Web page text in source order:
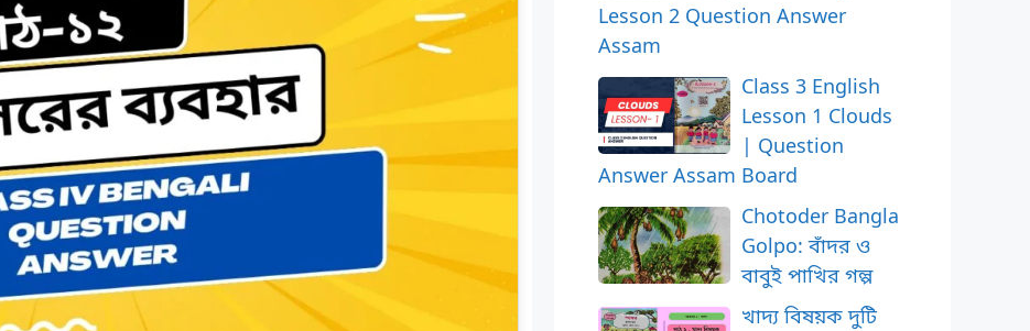
Lesson 2 Question Answer
Assam
Class 3 English
Lesson 1 Clouds
| Question
Answer Assam Board
Chotoder Bangla
Golpo: বাঁদর ও
বাবুই পাখির গল্প
খাদ্য বিষয়ক দুটি